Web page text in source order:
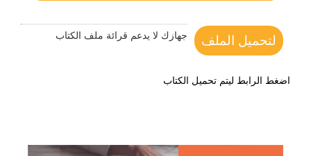
لتحميل الملف جهازك لا يدعم قرائة ملف الكتاب
اضغط الرابط ليتم تحميل الكتاب